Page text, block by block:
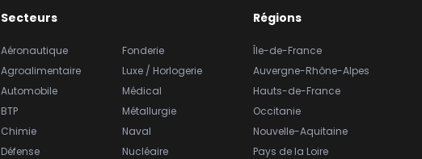
Secteurs
Aéronautique
Agroalimentaire
Automobile
BTP
Chimie
Défense
Fonderie
Luxe / Horlogerie
Médical
Métallurgie
Naval
Nucléaire
Régions
Île-de-France
Auvergne-Rhône-Alpes
Hauts-de-France
Occitanie
Nouvelle-Aquitaine
Pays de la Loire